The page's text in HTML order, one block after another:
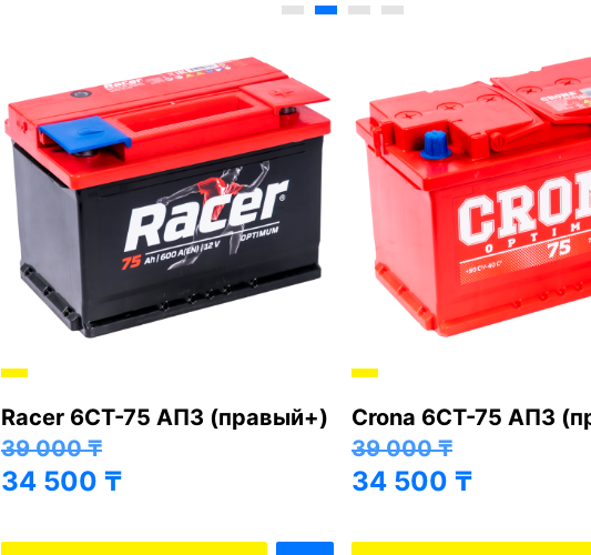
Racer 6СТ-75 АПЗ (правый+)
39 000₸
34 500 ₸
Crona 6СТ-75 АПЗ
39 000₸
34 500 ₸